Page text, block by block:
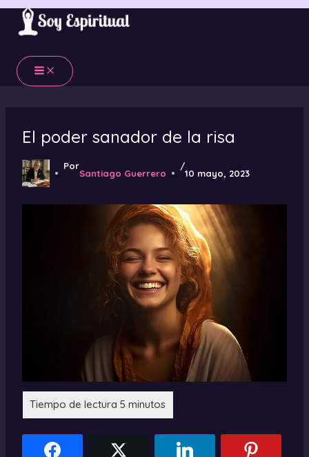
Ir
contenido
El poder sanador de la risa
Por
Santiago Guerrero
/
10 mayo, 2023